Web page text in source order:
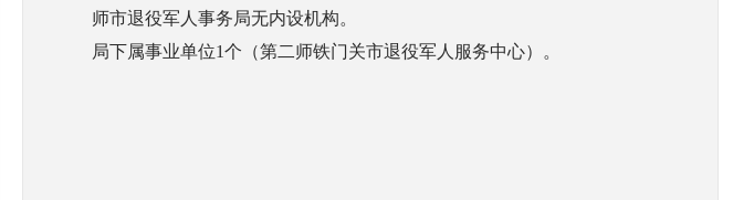
优待、抚恤等工作，落实国民党抗战老
师市退役军人事务局无内设机构。
局下属事业单位1个（第二师铁门关市退役军人服务中心）。